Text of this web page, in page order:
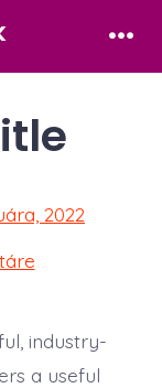
2022
na
Blog
industry-
a useful